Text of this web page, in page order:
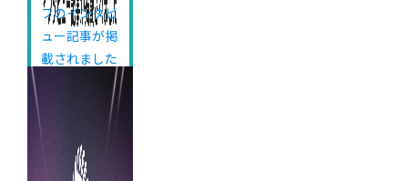
フのインタビ
ュー記事が掲
載されました